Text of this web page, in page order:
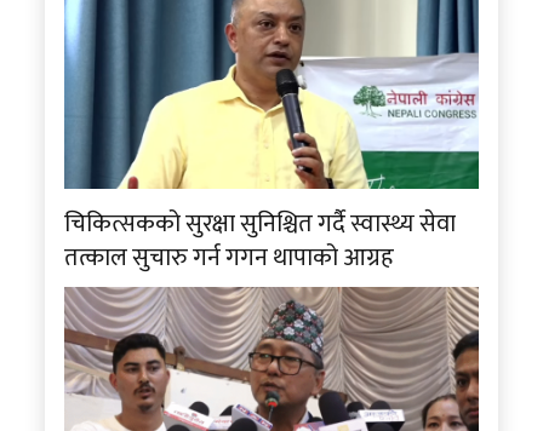
चिकित्सकको सुरक्षा सुनिश्चित गर्दै स्वास्थ्य सेवा
तत्काल सुचारु गर्न गगन थापाको आग्रह